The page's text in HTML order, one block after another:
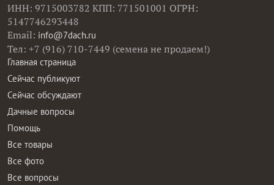
ИНН: 9715003782 КПП: 771501001 ОГРН:
5147746293448
Email: info@7dach.ru
Тел: +7 (916) 710-7449 (семена не продаем!)
Главная страница
Сейчас публикуют
Сейчас обсуждают
Дачные вопросы
Помощь
Все товары
Все фото
Все вопросы